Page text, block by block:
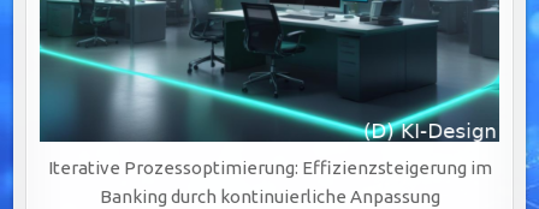
Iterative Prozessoptimierung: Effizienzsteigerung im
Banking durch kontinuierliche Anpassung